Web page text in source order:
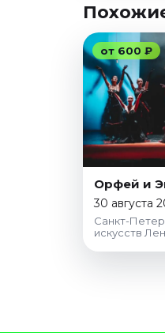
от 600 ₽
Орфей и
30 августа
Санкт-
искусств